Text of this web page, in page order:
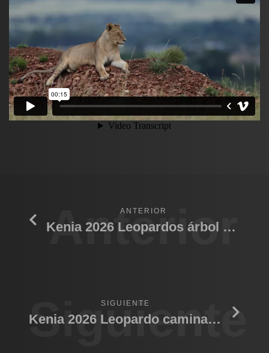
Anterior
ANTERIOR
Kenia 2026 Leopardos árbol comiendo
Siguiente
SIGUIENTE
Kenia 2026 Leopardo caminando